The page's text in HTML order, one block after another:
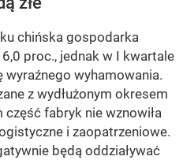
chińska gospodarka
proc., jednak w I kwartale
wyraźnego wyhamowania.
z wydłużonym okresem
fabryk nie wznowiła
i zaopatrzeniowe.
będą oddziaływać